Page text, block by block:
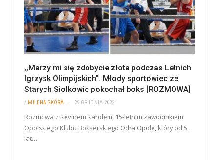
,,Marzy mi się zdobycie złota podczas Letnich
Igrzysk Olimpijskich”. Młody sportowiec ze
Starych Siołkowic pokochał boks [ROZMOWA]
/ MILENA SKÓRA 29 GRUDNIA 2022
Rozmowa z Kevinem Karolem, 15-letnim zawodnikiem
Opolskiego Klubu Bokserskiego Odra Opole, który od 5.
lat…